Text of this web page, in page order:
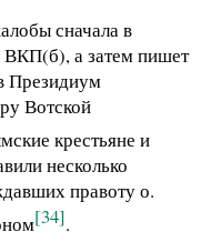
сначала в
ВКП(б), а затем пишет
Президиум
Вотской
крестьяне и
несколько
правоту о.
[34].